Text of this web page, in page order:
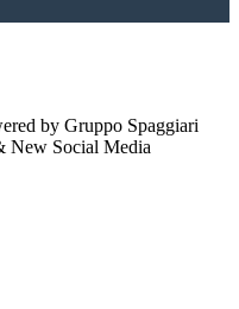
by Gruppo Spaggiari
New Social Media